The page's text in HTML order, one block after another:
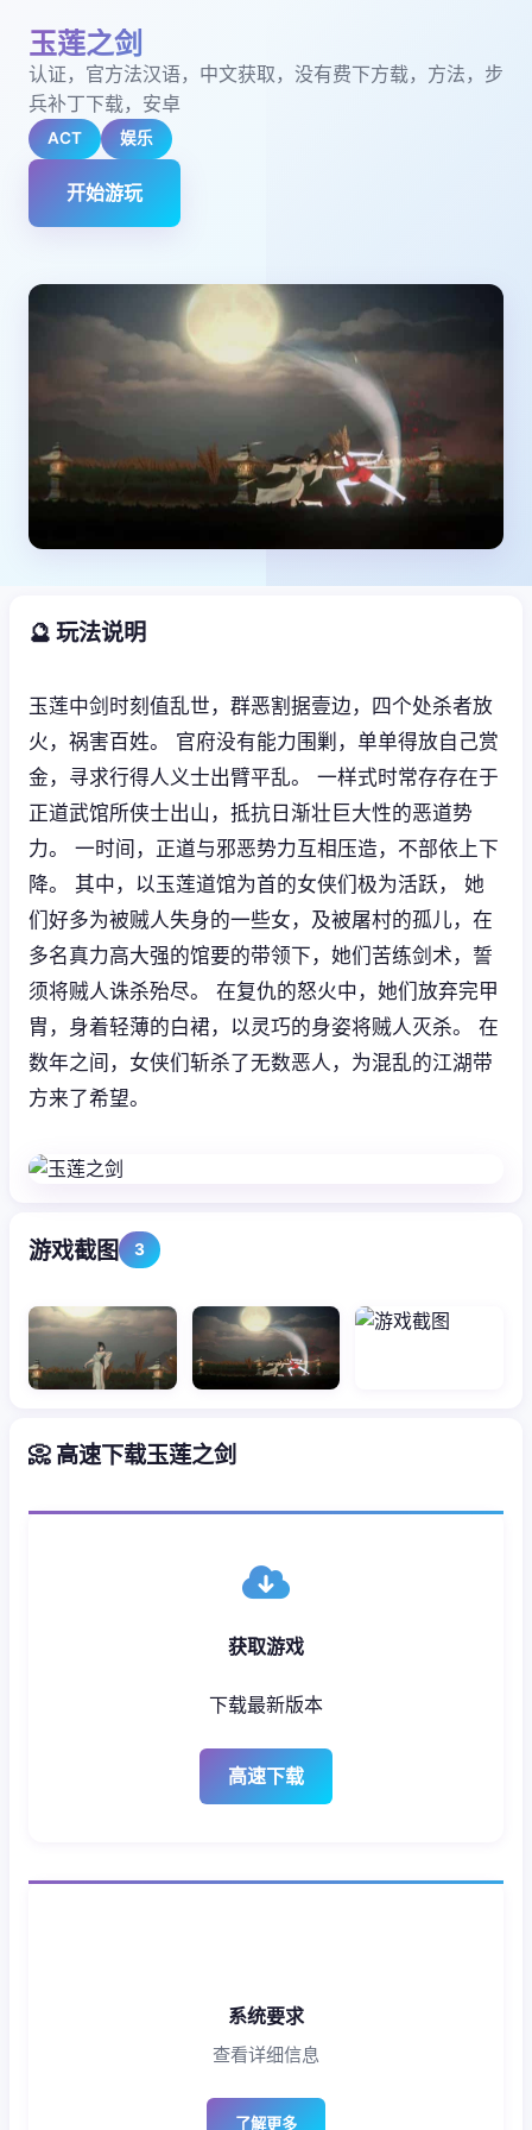
玉莲之剑
认证，官方法汉语，中文获取，没有费下方载，方法，步
兵补丁下载，安卓
ACT 娱乐
开始游玩
🔮 玩法说明
玉莲中剑时刻值乱世，群恶割据壹边，四个处杀者放
火，祸害百姓。 官府没有能力围剿，单单得放自己赏
金，寻求行得人义士出臂平乱。 一样式时常存存在于
正道武馆所侠士出山，抵抗日渐壮巨大性的恶道势
力。 一时间，正道与邪恶势力互相压造，不部依上下
降。 其中，以玉莲道馆为首的女侠们极为活跃， 她
们好多为被贼人失身的一些女，及被屠村的孤儿，在
多名真力高大强的馆要的带领下，她们苦练剑术，誓
须将贼人诛杀殆尽。 在复仇的怒火中，她们放弃完甲
胄，身着轻薄的白裙，以灵巧的身姿将贼人灭杀。 在
数年之间，女侠们斩杀了无数恶人，为混乱的江湖带
方来了希望。
游戏截图 3
📀 高速下载玉莲之剑
获取游戏
下载最新版本
高速下载
系统要求
查看详细信息
了解更多